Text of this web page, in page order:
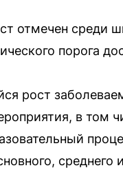
отмечен среди
порога
рост
в том